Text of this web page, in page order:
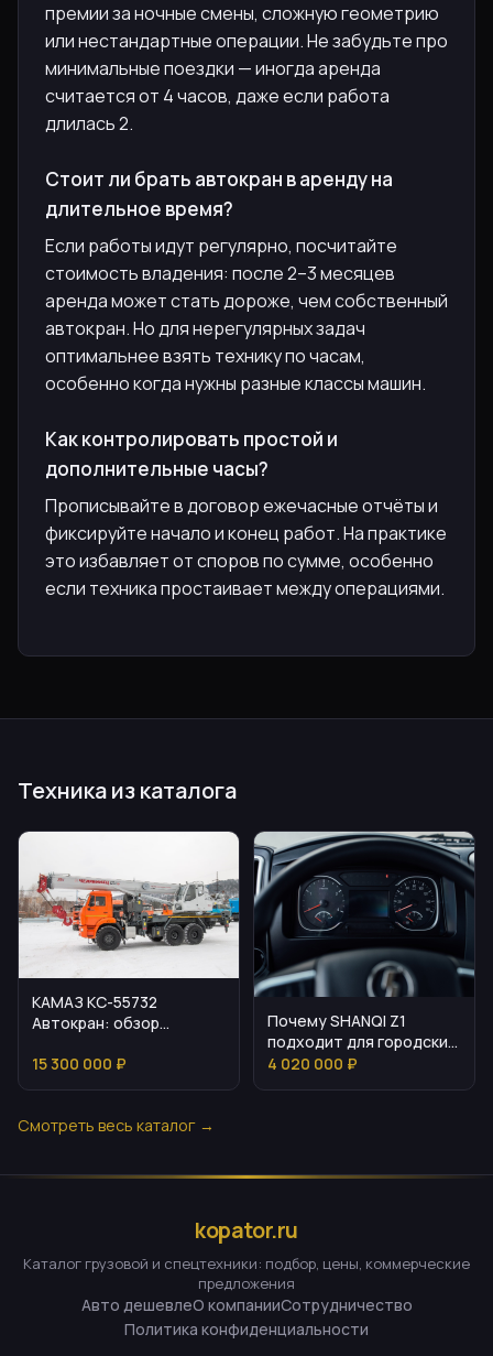
премии за ночные смены, сложную геометрию
или нестандартные операции. Не забудьте про
минимальные поездки — иногда аренда
считается от 4 часов, даже если работа
длилась 2.
Стоит ли брать автокран в аренду на
длительное время?
Если работы идут регулярно, посчитайте
стоимость владения: после 2–3 месяцев
аренда может стать дороже, чем собственный
автокран. Но для нерегулярных задач
оптимальнее взять технику по часам,
особенно когда нужны разные классы машин.
Как контролировать простой и
дополнительные часы?
Прописывайте в договор ежечасные отчёты и
фиксируйте начало и конец работ. На практике
это избавляет от споров по сумме, особенно
если техника простаивает между операциями.
Техника из каталога
КАМАЗ КС-55732
Автокран: обзор
эксплуатации
15 300 000 ₽
Почему SHANQI Z1
подходит для городских
и междугородних
4 020 000 ₽
Смотреть весь каталог →
kopator.ru
Каталог грузовой и спецтехники: подбор, цены, коммерческие
предложения
Авто дешевлеО компанииСотрудничество
Политика конфиденциальности